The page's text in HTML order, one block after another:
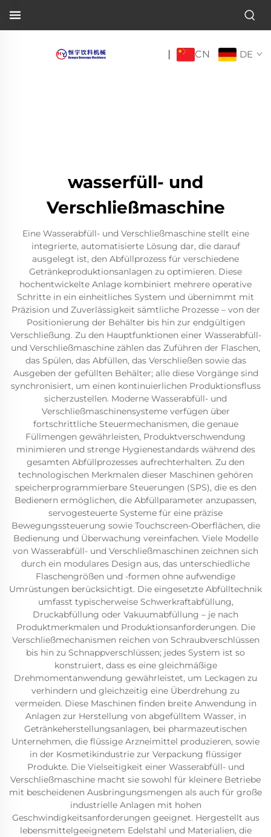
| CN DE
wasserfüll- und
Verschließmaschine
Eine Wasserabfüll- und Verschließmaschine stellt eine
integrierte, automatisierte Lösung dar, die darauf
ausgelegt ist, den Abfüllprozess für verschiedene
Getränkeproduktionsanlagen zu optimieren. Diese
hochentwickelte Anlage kombiniert mehrere operative
Schritte in ein einheitliches System und übernimmt mit
Präzision und Zuverlässigkeit sämtliche Prozesse – von der
Positionierung der Behälter bis hin zur endgültigen
Verschließung. Zu den Hauptfunktionen einer Wasserabfüll-
und Verschließmaschine zählen das Zuführen der Flaschen,
das Spülen, das Abfüllen, das Verschließen sowie das
Ausgeben der gefüllten Behälter; alle diese Vorgänge sind
synchronisiert, um einen kontinuierlichen Produktionsfluss
sicherzustellen. Moderne Wasserabfüll- und
Verschließmaschinensysteme verfügen über
fortschrittliche Steuermechanismen, die genaue
Füllmengen gewährleisten, Produktverschwendung
minimieren und strenge Hygienestandards während des
gesamten Abfüllprozesses aufrechterhalten. Zu den
technologischen Merkmalen dieser Maschinen gehören
speicherprogrammierbare Steuerungen (SPS), die es den
Bedienern ermöglichen, die Abfüllparameter anzupassen,
servogesteuerte Systeme für eine präzise
Bewegungssteuerung sowie Touchscreen-Oberflächen, die
Bedienung und Überwachung vereinfachen. Viele Modelle
von Wasserabfüll- und Verschließmaschinen zeichnen sich
durch ein modulares Design aus, das unterschiedliche
Flaschengrößen und -formen ohne aufwendige
Umrüstungen berücksichtigt. Die eingesetzte Abfülltechnik
umfasst typischerweise Schwerkraftabfüllung,
Druckabfüllung oder Vakuumabfüllung – je nach
Produktmerkmalen und Produktionsanforderungen. Die
Verschließmechanismen reichen von Schraubverschlüssen
bis hin zu Schnappverschlüssen; jedes System ist so
konstruiert, dass es eine gleichmäßige
Drehmomentanwendung gewährleistet, um Leckagen zu
verhindern und gleichzeitig eine Überdrehung zu
vermeiden. Diese Maschinen finden breite Anwendung in
Anlagen zur Herstellung von abgefülltem Wasser, in
Getränkeherstellungsanlagen, bei pharmazeutischen
Unternehmen, die flüssige Arzneimittel produzieren, sowie
in der Kosmetikindustrie zur Verpackung flüssiger
Produkte. Die Vielseitigkeit einer Wasserabfüll- und
Verschließmaschine macht sie sowohl für kleinere Betriebe
mit bescheidenen Ausbringungsmengen als auch für große
industrielle Anlagen mit hohen
Geschwindigkeitsanforderungen geeignet. Hergestellt aus
lebensmittelgeeignetem Edelstahl und Materialien, die